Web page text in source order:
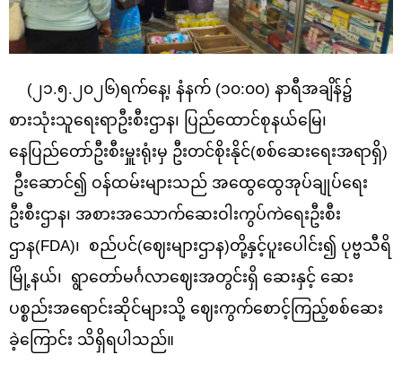
(၂၁.၅.၂၀၂၆)ရက်နေ့၊ နံနက် (၁၀:၀၀) နာရီအချိန်၌
စားသုံးသူရေးရာဦးစီးဌာန၊ ပြည်ထောင်စုနယ်မြေ၊
နေပြည်တော်ဦးစီးမှူးရုံးမှ ဦးတင်စိုးနိုင်(စစ်ဆေးရေးအရာရှိ)
ဦးဆောင်၍ ဝန်ထမ်းများသည် အထွေထွေအုပ်ချုပ်ရေး
ဦးစီးဌာန၊ အစားအသောက်ဆေးဝါးကွပ်ကဲရေးဦးစီး
ဌာန(FDA)၊ စည်ပင်(ဈေးများဌာန)တို့နှင့်ပူးပေါင်း၍ ပုဗ္ဗသီရိ
မြို့နယ်၊ ရွာတော်မင်္ဂလာဈေးအတွင်းရှိ ဆေးနှင့် ဆေး
ပစ္စည်းအရောင်းဆိုင်များသို့ ဈေးကွက်စောင့်ကြည့်စစ်ဆေး
ခဲ့ကြောင်း သိရှိရပါသည်။